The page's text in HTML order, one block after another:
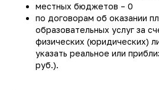
местных бюджетов – 0
по договорам об оказании
образовательных услуг за
физических (юридических)
указать реальное или
руб.).